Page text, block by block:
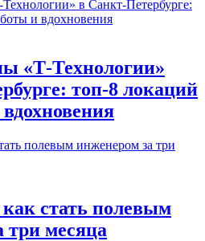
«Т-Технологии»
топ-8 локаций
стать полевым
три месяца